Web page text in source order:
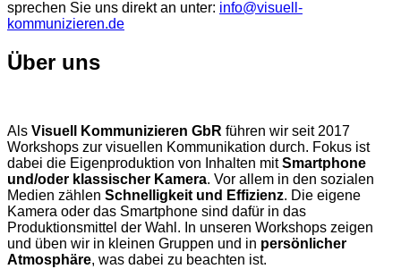
sprechen Sie uns direkt an unter: info@visuell-
kommunizieren.de
Über uns
Als Visuell Kommunizieren GbR führen wir seit 2017
Workshops zur visuellen Kommunikation durch. Fokus ist
dabei die Eigenproduktion von Inhalten mitSmartphone
und/oder klassischer Kamera. Vor allem in den sozialen
Medien zählen Schnelligkeit und Effizienz. Die eigene
Kamera oder das Smartphone sind dafür in das
Produktionsmittel der Wahl. In unseren Workshops zeigen
und üben wir in kleinen Gruppen und in persönlicher
Atmosphäre, was dabei zu beachten ist.